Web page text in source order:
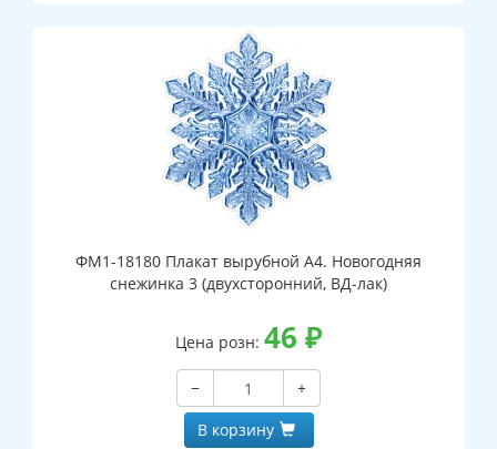
ФМ1-18180 Плакат вырубной А4. Новогодняя
снежинка 3 (двухсторонний, ВД-лак)
Цена розн: 46 ₽
−
+
В корзину